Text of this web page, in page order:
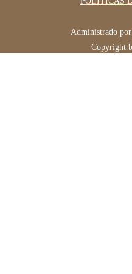
Administrado por
Copyright